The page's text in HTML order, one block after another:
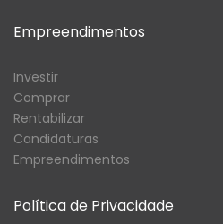
Empreendimentos
Investir
Comprar
Rentabilizar
Candidaturas
Empreendimentos
Política de Privacidade